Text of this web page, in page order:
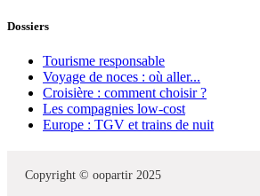
Dossiers
Tourisme responsable
Voyage de noces : où aller...
Croisière : comment choisir ?
Les compagnies low-cost
Europe : TGV et trains de nuit
Copyright © oopartir 2025